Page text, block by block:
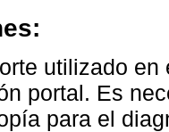
utilizado
portal. Es
para el